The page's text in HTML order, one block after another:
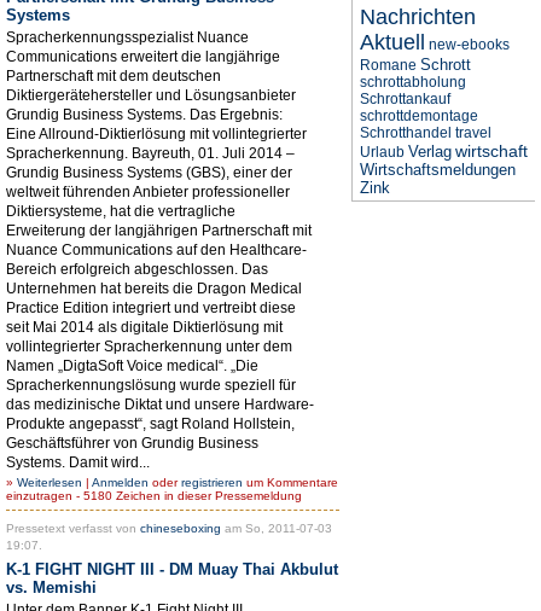
Systems
Spracherkennungsspezialist Nuance
Communications erweitert die langjährige
Partnerschaft mit dem deutschen
Diktiergerätehersteller und Lösungsanbieter
Grundig Business Systems. Das Ergebnis:
Eine Allround-Diktierlösung mit vollintegrierter
Spracherkennung. Bayreuth, 01. Juli 2014 –
Grundig Business Systems (GBS), einer der
weltweit führenden Anbieter professioneller
Diktiersysteme, hat die vertragliche
Erweiterung der langjährigen Partnerschaft mit
Nuance Communications auf den Healthcare-
Bereich erfolgreich abgeschlossen. Das
Unternehmen hat bereits die Dragon Medical
Practice Edition integriert und vertreibt diese
seit Mai 2014 als digitale Diktierlösung mit
vollintegrierter Spracherkennung unter dem
Namen „DigtaSoft Voice medical“. „Die
Spracherkennungslösung wurde speziell für
das medizinische Diktat und unsere Hardware-
Produkte angepasst“, sagt Roland Hollstein,
Geschäftsführer von Grundig Business
Systems. Damit wird...
» Weiterlesen | Anmelden oderregistrieren um Kommentare
einzutragen - 5180 Zeichen in dieser Pressemeldung
Pressetext verfasst von chineseboxing am So, 2011-07-03
19:07.
K-1 FIGHT NIGHT III - DM Muay Thai Akbulut
vs. Memishi
Nachrichten
Aktuell
new-ebooks
Romane Schrott
schrottabholung
Schrottankauf
schrottdemontage
Schrotthandel travel
Urlaub Verlag wirtschaft
Wirtschaftsmeldungen
Zink